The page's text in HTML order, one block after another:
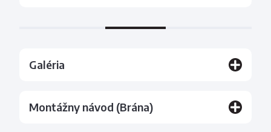
Galéria
Montážny návod (Brána)